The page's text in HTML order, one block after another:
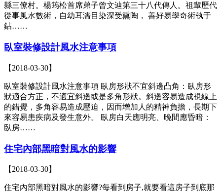
縣三僚村。楊筠松首席弟子曾文辿第三十八代傳人。祖輩歷代
從事風水數術，自幼耳濡目染深受熏陶， 善好易學奇術執于
鉆……
臥室裝修設計風水注意事項
【2018-03-30】
臥室裝修設計風水注意事項 臥房形狀不宜斜邊凸角：臥房形
狀適合方正，不適宜斜邊或是多角形狀。斜邊容易造成視線上
的錯覺，多角容易造成壓迫，因而增加人的精神負擔，長期下
來容易患疾病及發生意外。 臥房白天應明亮、晚間應昏暗：
臥房……
住宅內部黑暗對風水的影響
【2018-03-30】
住宅內部黑暗對風水的影響?每看到房子,就要看這房子到底那